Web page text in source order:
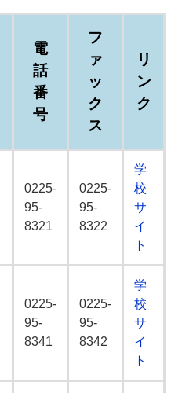
電
話
番
号
フ
ァ
ッ
ク
ス
リ
ン
ク
0225-
95-
8321
0225-
95-
8322
学
校
サ
イ
ト
0225-
95-
8341
0225-
95-
8342
学
校
サ
イ
ト